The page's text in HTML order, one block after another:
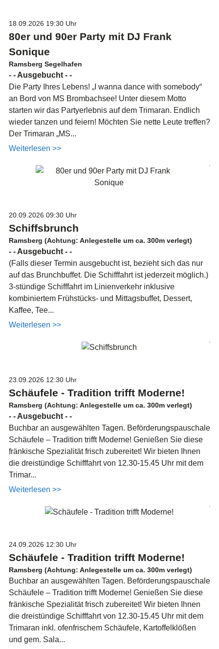
18.09.2026 19:30 Uhr
80er und 90er Party mit DJ Frank
Sonique
Ramsberg Segelhafen
- - Ausgebucht - -
Die Party Ihres Lebens! „I wanna dance with somebody“
an Bord von MS Brombachsee! Unter diesem Motto
starten wir das Partyerlebnis auf dem Trimaran. Endlich
wieder tanzen und feiern! Möchten Sie nette Leute treffen?
Der Trimaran „MS...
Weiterlesen >>
20.09.2026 09:30 Uhr
Schiffsbrunch
Ramsberg (Achtung: Anlegestelle um ca. 300m verlegt)
- - Ausgebucht - -
(Falls dieser Termin ausgebucht ist, bezieht sich das nur
auf das Brunchbuffet. Die Schifffahrt ist jederzeit möglich.)
3-stündige Schifffahrt im Linienverkehr inklusive
kombiniertem Frühstücks- und Mittagsbuffet, Dessert,
Kaffee, Tee...
Weiterlesen >>
23.09.2026 12:30 Uhr
Schäufele - Tradition trifft Moderne!
Ramsberg (Achtung: Anlegestelle um ca. 300m verlegt)
- - Ausgebucht - -
Buchbar an ausgewählten Tagen. Beförderungspauschale
Schäufele – Tradition trifft Moderne! Genießen Sie diese
fränkische Spezialität frisch zubereitet! Wir bieten Ihnen
die dreistündige Schifffahrt von 12.30-15.45 Uhr mit dem
Trimar...
Weiterlesen >>
24.09.2026 12:30 Uhr
Schäufele - Tradition trifft Moderne!
Ramsberg (Achtung: Anlegestelle um ca. 300m verlegt)
Buchbar an ausgewählten Tagen. Beförderungspauschale
Schäufele – Tradition trifft Moderne! Genießen Sie diese
fränkische Spezialität frisch zubereitet! Wir bieten Ihnen
die dreistündige Schifffahrt von 12.30-15.45 Uhr mit dem
Trimaran inkl. ofenfrischem Schäufele, Kartoffelklößen
und gem. Sala...